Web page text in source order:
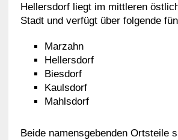
Hellersdorf liegt im mittleren
Stadt und verfügt über folgende
Marzahn
Hellersdorf
Biesdorf
Kaulsdorf
Mahlsdorf
Beide namensgebenden Ortsteile